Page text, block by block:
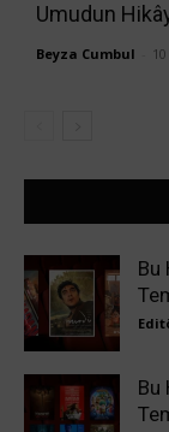
Umudun
Beyza Cumbul
Bu
Bu